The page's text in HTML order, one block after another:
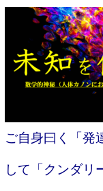
ご自身曰く「発
して「クンダリ